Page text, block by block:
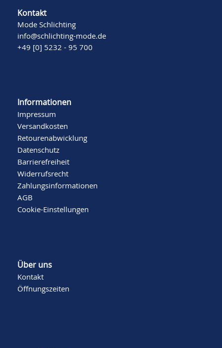
Kontakt
Mode Schlichting
info@schlichting-mode.de
+49 [0] 5232 - 95 700
Informationen
Impressum
Versandkosten
Retourenabwicklung
Datenschutz
Barrierefreiheit
Widerrufsrecht
Zahlungsinformationen
AGB
Cookie-Einstellungen
Über uns
Kontakt
Öffnungszeiten